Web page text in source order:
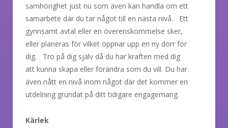
samhörighet just nu som även kan handla om ett
samarbete där du tar något till en nästa nivå. Ett
gynnsamt avtal eller en överenskommelse sker,
eller planeras för vilket öppnar upp en ny dörr för
dig. Tro på dig själv då du har kraften med dig
att kunna skapa eller förändra som du vill. Du har
även nått en nivå inom något där det kommer en
utdelning grundat på ditt tidigare engagemang.
Kärlek